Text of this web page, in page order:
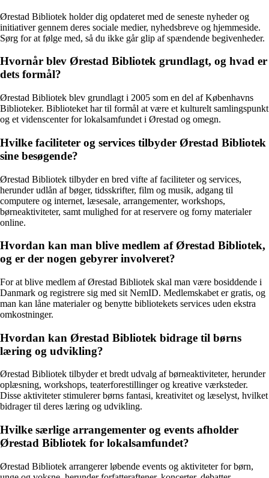
Ørestad Bibliotek holder dig opdateret med de seneste nyheder og
initiativer gennem deres sociale medier, nyhedsbreve og hjemmeside.
Sørg for at følge med, så du ikke går glip af spændende begivenheder.
Hvornår blev Ørestad Bibliotek grundlagt, og hvad er
dets formål?
Ørestad Bibliotek blev grundlagt i 2005 som en del af Københavns
Biblioteker. Biblioteket har til formål at være et kulturelt samlingspunkt
og et videnscenter for lokalsamfundet i Ørestad og omegn.
Hvilke faciliteter og services tilbyder Ørestad Bibliotek
sine besøgende?
Ørestad Bibliotek tilbyder en bred vifte af faciliteter og services,
herunder udlån af bøger, tidsskrifter, film og musik, adgang til
computere og internet, læsesale, arrangementer, workshops,
børneaktiviteter, samt mulighed for at reservere og forny materialer
online.
Hvordan kan man blive medlem af Ørestad Bibliotek,
og er der nogen gebyrer involveret?
For at blive medlem af Ørestad Bibliotek skal man være bosiddende i
Danmark og registrere sig med sit NemID. Medlemskabet er gratis, og
man kan låne materialer og benytte bibliotekets services uden ekstra
omkostninger.
Hvordan kan Ørestad Bibliotek bidrage til børns
læring og udvikling?
Ørestad Bibliotek tilbyder et bredt udvalg af børneaktiviteter, herunder
oplæsning, workshops, teaterforestillinger og kreative værksteder.
Disse aktiviteter stimulerer børns fantasi, kreativitet og læselyst, hvilket
bidrager til deres læring og udvikling.
Hvilke særlige arrangementer og events afholder
Ørestad Bibliotek for lokalsamfundet?
Ørestad Bibliotek arrangerer løbende events og aktiviteter for børn,